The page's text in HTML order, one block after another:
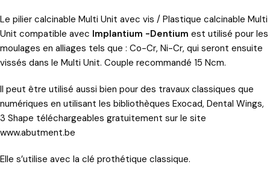
Le pilier calcinable Multi Unit avec vis / Plastique calcinable Multi
Unit compatible avec Implantium -Dentium est utilisé pour les
moulages en alliages tels que : Co-Cr, Ni-Cr, qui seront ensuite
vissés dans le Multi Unit. Couple recommandé 15 Ncm.
Il peut être utilisé aussi bien pour des travaux classiques que
numériques en utilisant les bibliothèques Exocad, Dental Wings,
3 Shape téléchargeables gratuitement sur le site
www.abutment.be
Elle s’utilise avec la clé prothétique classique.